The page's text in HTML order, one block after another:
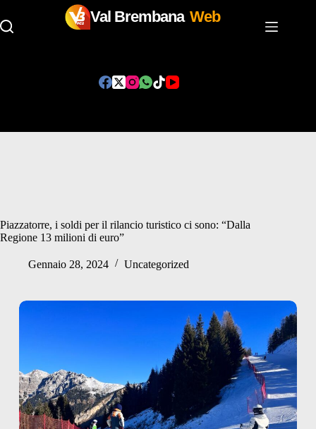
Val Brembana Web
Piazzatorre, i soldi per il rilancio turistico ci sono: “Dalla
Regione 13 milioni di euro”
Gennaio 28, 2024 Uncategorized